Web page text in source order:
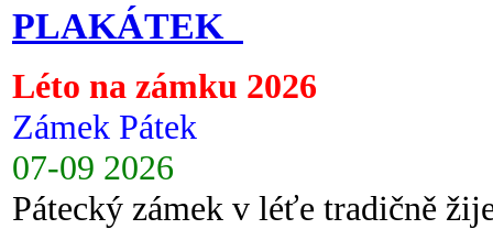
PLAKÁTEK
Léto na zámku 2026
Zámek Pátek
07-09 2026
Pátecký zámek v léťe tradičně